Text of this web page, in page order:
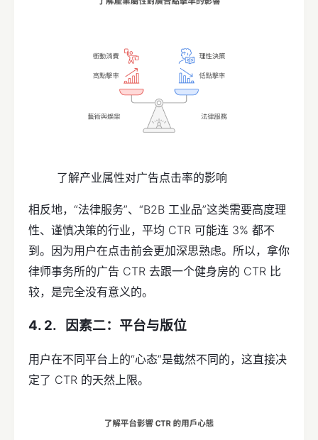
了解产业属性对广告点击率的影响
相反地，“法律服务”、“B2B 工业品”这类需要高度理
性、谨慎决策的行业，平均 CTR 可能连 3% 都不
到。因为用户在点击前会更加深思熟虑。所以，拿你
律师事务所的广告 CTR 去跟一个健身房的 CTR 比
较，是完全没有意义的。
因素二：平台与版位
用户在不同平台上的“心态”是截然不同的，这直接决
定了 CTR 的天然上限。